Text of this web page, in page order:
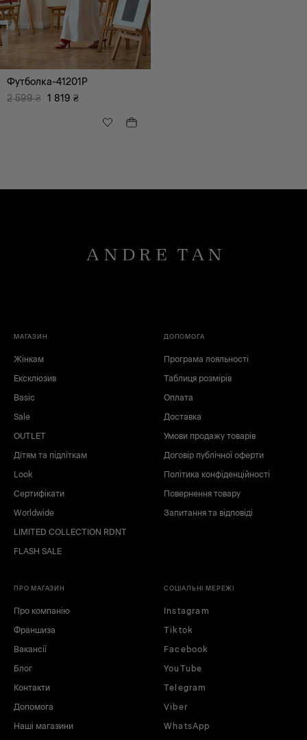
білий
Футболка-41201P
2 599 ₴ 1 819 ₴
МАГАЗИН
Жінкам
Ексклюзив
Basic
Sale
OUTLET
Дітям та підліткам
Look
Сертифікати
Worldwide
LIMITED COLLECTION RDNT
FLASH SALE
ДОПОМОГА
Програма лояльності
Таблиця розмірів
Оплата
Доставка
Умови продажу товарів
Договір публічної оферти
Політика конфіденційності
Повернення товару
Запитання та відповіді
ПРО МАГАЗИН
Про компанію
Франшиза
Вакансії
Блог
Контакти
Допомога
Наші магазини
СОЦІАЛЬНІ МЕРЕЖІ
Instagram
Tiktok
Facebook
YouTube
Telegram
Viber
WhatsApp